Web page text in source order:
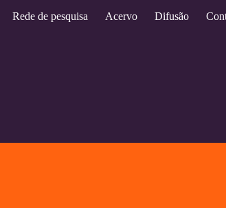
Rede de pesquisa Acervo Difusão